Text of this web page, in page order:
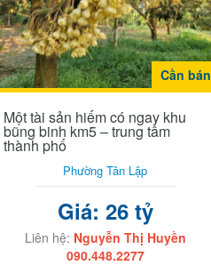
Cần bán
Một tài sản hiếm có ngay khu
bũng binh km5 – trung tâm
thành phố
Phường Tân Lập
Giá: 26 tỷ
Liên hệ: Nguyễn Thị Huyền
090.448.2277